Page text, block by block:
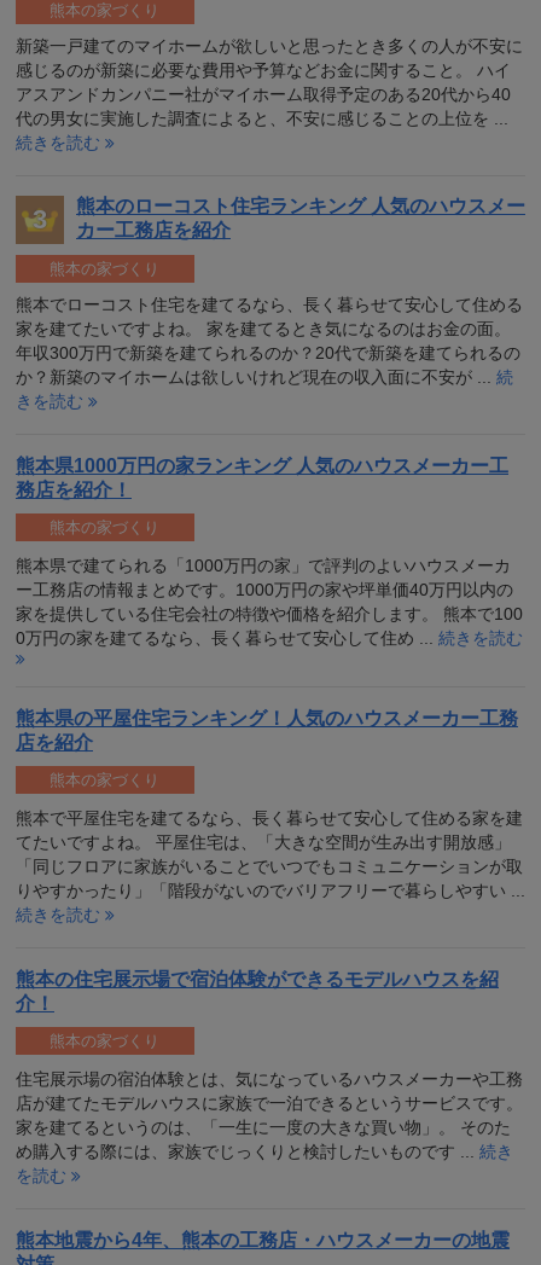
新築一戸建てのマイホームが欲しいと思ったとき多くの人が不安に
感じるのが新築に必要な費用や予算などお金に関すること。 ハイ
アスアンドカンパニー社がマイホーム取得予定のある20代から40
代の男女に実施した調査によると、不安に感じることの上位を ...
続きを読む
熊本の家づくり
熊本のローコスト住宅ランキング 人気のハウスメー
カー工務店を紹介
熊本でローコスト住宅を建てるなら、長く暮らせて安心して住める
家を建てたいですよね。 家を建てるとき気になるのはお金の面。
年収300万円で新築を建てられるのか？20代で新築を建てられるの
か？新築のマイホームは欲しいけれど現在の収入面に不安が ... 続
きを読む
熊本の家づくり
熊本県1000万円の家ランキング 人気のハウスメーカー工
務店を紹介！
熊本県で建てられる「1000万円の家」で評判のよいハウスメーカ
ー工務店の情報まとめです。1000万円の家や坪単価40万円以内の
家を提供している住宅会社の特徴や価格を紹介します。 熊本で100
0万円の家を建てるなら、長く暮らせて安心して住め ... 続きを読む
熊本の家づくり
熊本県の平屋住宅ランキング！人気のハウスメーカー工務
店を紹介
熊本で平屋住宅を建てるなら、長く暮らせて安心して住める家を建
てたいですよね。 平屋住宅は、「大きな空間が生み出す開放感」
「同じフロアに家族がいることでいつでもコミュニケーションが取
りやすかったり」「階段がないのでバリアフリーで暮らしやすい ...
続きを読む
熊本の家づくり
熊本の住宅展示場で宿泊体験ができるモデルハウスを紹
介！
住宅展示場の宿泊体験とは、気になっているハウスメーカーや工務
店が建てたモデルハウスに家族で一泊できるというサービスです。
家を建てるというのは、「一生に一度の大きな買い物」。 そのた
め購入する際には、家族でじっくりと検討したいものです ... 続き
を読む
熊本の家づくり
熊本地震から4年、熊本の工務店・ハウスメーカーの地震